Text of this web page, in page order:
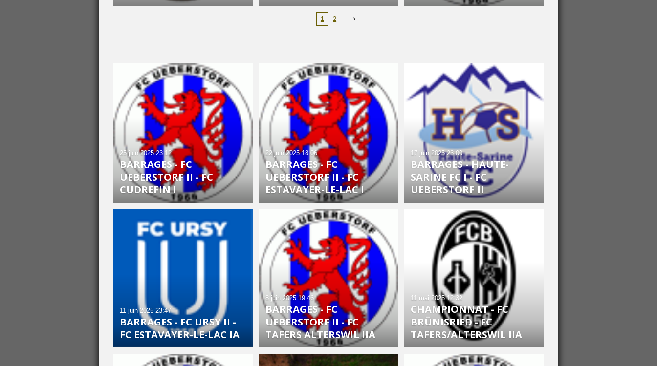
1 2
BARRAGES - FC
UEBERSTORF II - FC
CUDREFIN I
25 juin 2025 23:12
BARRAGES - FC
UEBERSTORF II - FC
ESTAVAYER-LE-LAC I
22 juin 2025 18:06
BARRAGES - HAUTE-
SARINE FC I - FC
UEBERSTORF II
17 juin 2025 23:00
BARRAGES - FC URSY II -
FC ESTAVAYER-LE-LAC IA
11 juin 2025 23:47
BARRAGES - FC
UEBERSTORF II - FC
TAFERS ALTERSWIL IIA
8 juin 2025 19:46
CHAMPIONNAT - FC
BRÜNISRIED - FC
TAFERS/ALTERSWIL IIA
11 mai 2025 12:32